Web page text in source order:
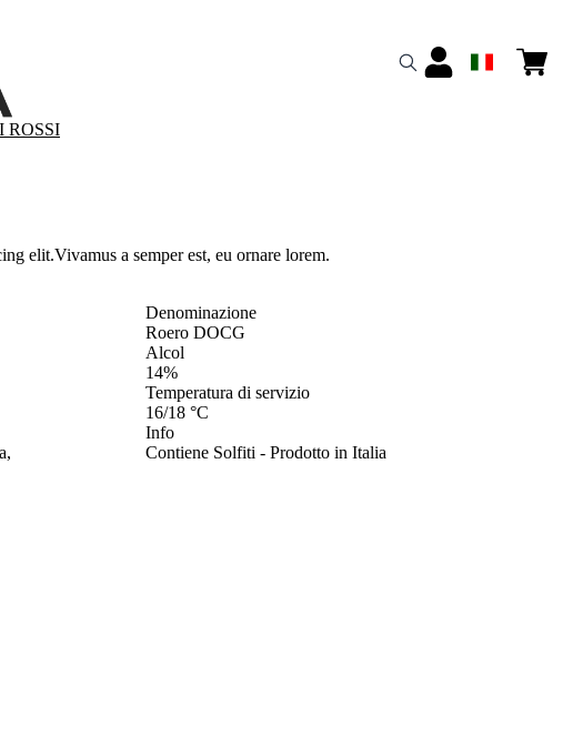
ROSSI
elit.Vivamus a semper est, eu ornare lorem.
Denominazione
Roero DOCG
Alcol
14%
Temperatura di servizio
16/18 °C
Info
Contiene Solfiti - Prodotto in Italia